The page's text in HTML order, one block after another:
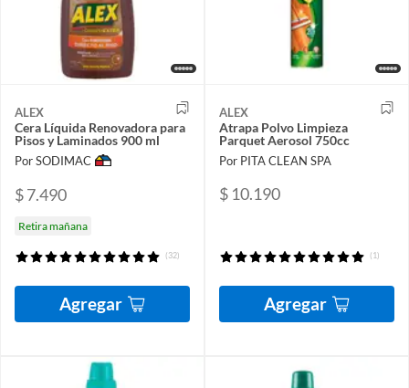
ALEX
Cera Líquida Renovadora para
Pisos y Laminados 900 ml
Por SODIMAC
$ 7.490
Retira mañana
(32)
Agregar
ALEX
Atrapa Polvo Limpieza
Parquet Aerosol 750cc
Por PITA CLEAN SPA
$ 10.190
(1)
Agregar